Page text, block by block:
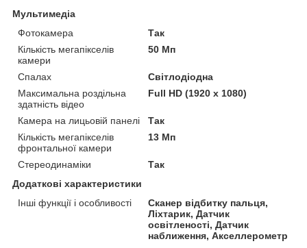
Мультимедіа
Фотокамера
Так
Кількість мегапікселів
камери
50 Мп
Спалах
Світлодіодна
Максимальна роздільна
здатність відео
Full HD (1920 x 1080)
Камера на лицьовій панелі
Так
Кількість мегапікселів
фронтальної камери
13 Мп
Стереодинаміки
Так
Додаткові характеристики
Інші функції і особливості
Сканер відбитку пальця,
Ліхтарик, Датчик
освітленості, Датчик
наближення, Акселлерометр